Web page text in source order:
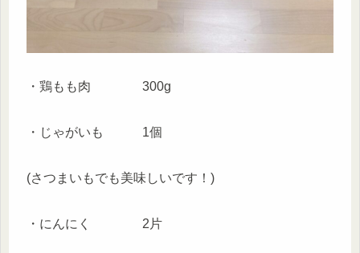
・鶏もも肉 300g
・じゃがいも 1個
(さつまいもでも美味しいです！)
・にんにく 2片